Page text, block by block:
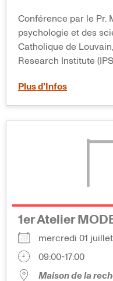
Conférence par le Pr.
psychologie et des
Catholique de
Research Institute
Plus d’Infos
1er Atelier
mercredi 01
09:00-17:00
Maison de la